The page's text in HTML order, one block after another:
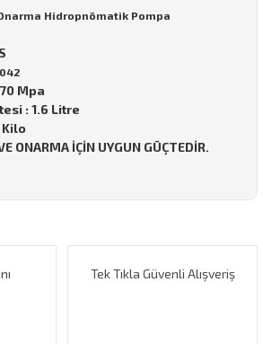
Hidropnömatik Pompa
70 Mpa
: 1.6 Litre
Kilo
ONARMA İÇİN UYGUN GÜÇTEDİR.
için teşekkür ederiz.
Tek Tıkla Güvenli Alışveriş